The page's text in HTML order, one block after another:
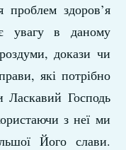
проблем здоров’я
увагу в даному
докази чи
які потрібно
Господь
з неї ми
Його слави.